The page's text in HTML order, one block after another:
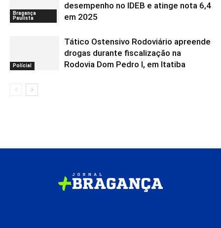
Bragança
Paulista
desempenho no IDEB e atinge nota 6,4
em 2025
Polícial
Tático Ostensivo Rodoviário apreende
drogas durante fiscalização na
Rodovia Dom Pedro I, em Itatiba